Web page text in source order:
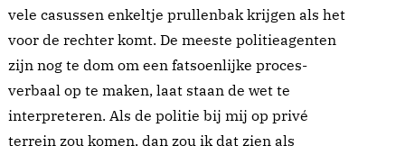
vele casussen enkeltje prullenbak krijgen als het
voor de rechter komt. De meeste politieagenten
zijn nog te dom om een fatsoenlijke proces-
verbaal op te maken, laat staan de wet te
interpreteren. Als de politie bij mij op privé
terrein zou komen, dan zou ik dat zien als